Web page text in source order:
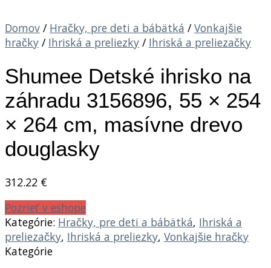
Domov / Hračky, pre deti a bábätká / Vonkajšie
hračky / Ihriská a preliezky / Ihriská a preliezačky
Shumee Detské ihrisko na
záhradu 3156896, 55 × 254
× 264 cm, masívne drevo
douglasky
312.22 €
Pozrieť v eshope
Kategórie: Hračky, pre deti a bábätká, Ihriská a
preliezačky, Ihriská a preliezky, Vonkajšie hračky
Kategórie